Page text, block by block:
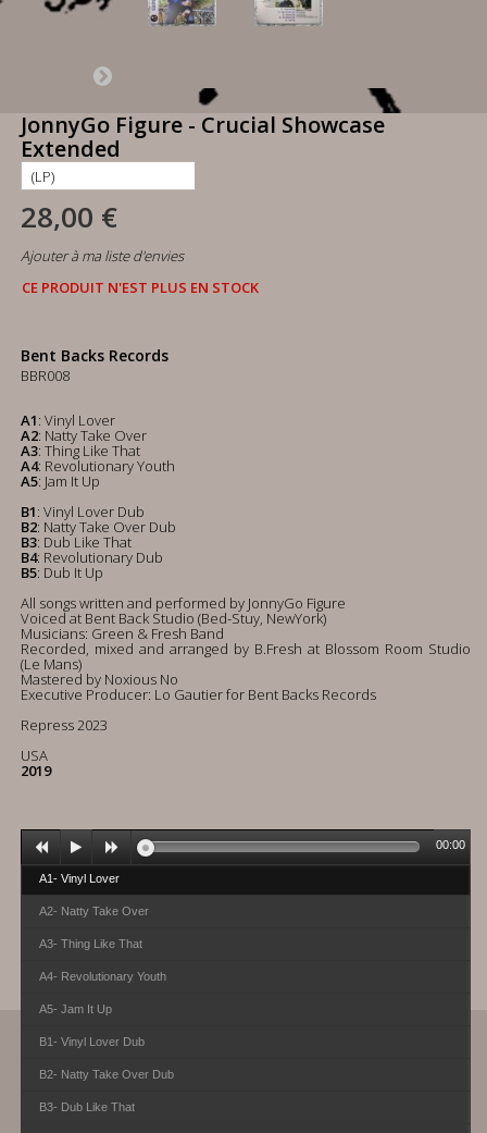
JonnyGo Figure - Crucial Showcase
Extended
28,00 €
Ajouter à ma liste d'envies
CE PRODUIT N'EST PLUS EN STOCK
Bent Backs Records
BBR008
A1: Vinyl Lover
A2: Natty Take Over
A3: Thing Like That
A4: Revolutionary Youth
A5: Jam It Up
B1: Vinyl Lover Dub
B2: Natty Take Over Dub
B3: Dub Like That
B4: Revolutionary Dub
B5: Dub It Up
All songs written and performed by JonnyGo Figure
Voiced at Bent Back Studio (Bed-Stuy, NewYork)
Musicians: Green & Fresh Band
Recorded, mixed and arranged by B.Fresh at Blossom Room Studio
(Le Mans)
Mastered by Noxious No
Executive Producer: Lo Gautier for Bent Backs Records
Repress 2023
USA
2019
A1- Vinyl Lover
A2- Natty Take Over
A3- Thing Like That
A4- Revolutionary Youth
A5- Jam It Up
B1- Vinyl Lover Dub
B2- Natty Take Over Dub
B3- Dub Like That
00:00